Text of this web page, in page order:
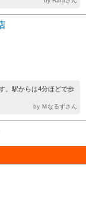
。駅からは4分ほどで歩
by Ｍなるずさん